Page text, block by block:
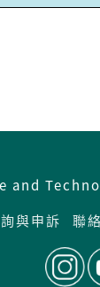
and
與申訴
聯